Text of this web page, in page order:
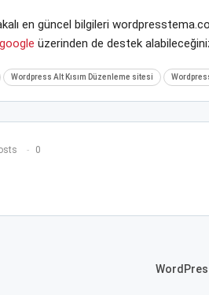
en güncel bilgileri
google üzerinden de destek
Wordpress Alt Kısım Düzenleme sitesi
0